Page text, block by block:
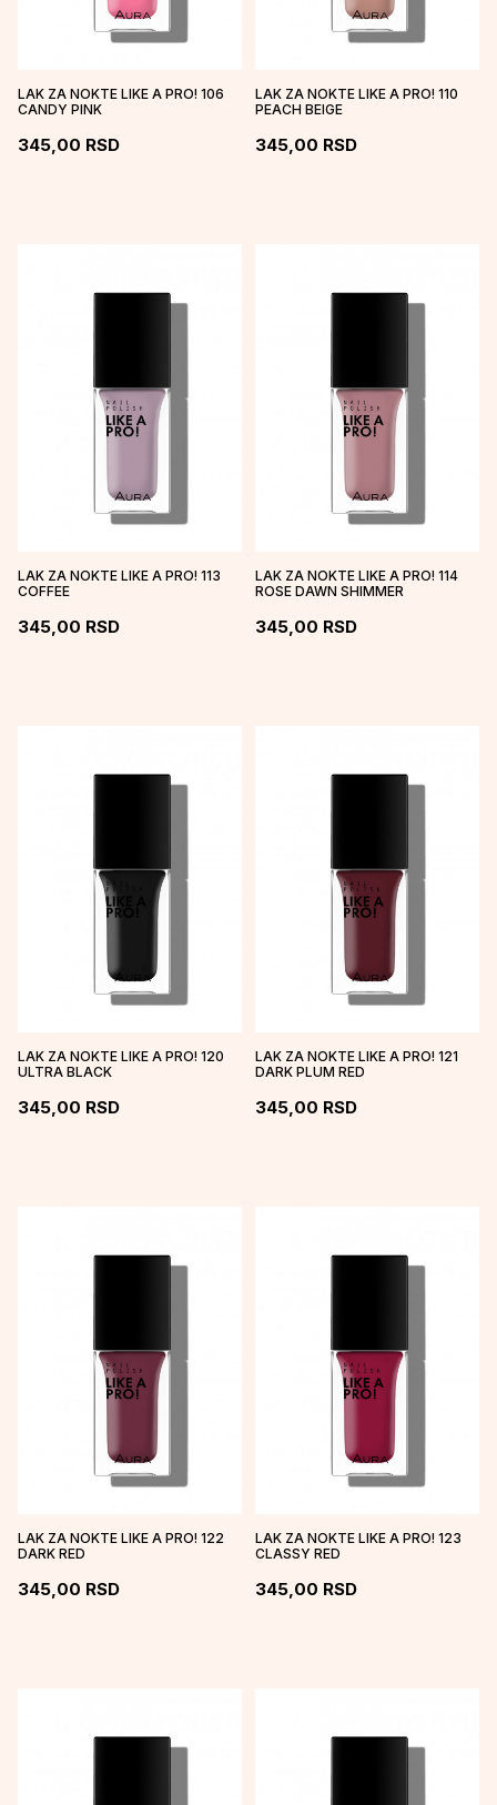
LAK ZA NOKTE LIKE A PRO! 106
CANDY PINK
345,00 RSD
LAK ZA NOKTE LIKE A PRO! 110
PEACH BEIGE
345,00 RSD
LAK ZA NOKTE LIKE A PRO! 113
COFFEE
345,00 RSD
LAK ZA NOKTE LIKE A PRO! 114
ROSE DAWN SHIMMER
345,00 RSD
LAK ZA NOKTE LIKE A PRO! 120
ULTRA BLACK
345,00 RSD
LAK ZA NOKTE LIKE A PRO! 121
DARK PLUM RED
345,00 RSD
LAK ZA NOKTE LIKE A PRO! 122
DARK RED
345,00 RSD
LAK ZA NOKTE LIKE A PRO! 123
CLASSY RED
345,00 RSD